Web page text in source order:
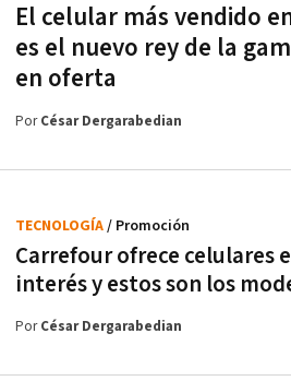
El celular más vendido
es el nuevo rey de la
en oferta
PorCésar Dergarabedian
Carrefour ofrece celulares
interés y estos son los
TECNOLOGÍA/ Promoción
PorCésar Dergarabedian